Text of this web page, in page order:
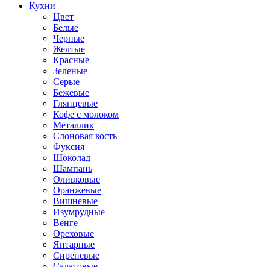
Кухни
Цвет
Белые
Черные
Желтые
Красные
Зеленые
Серые
Бежевые
Глянцевые
Кофе с молоком
Металлик
Слоновая кость
Фуксия
Шоколад
Шампань
Оливковые
Оранжевые
Вишневые
Изумрудные
Венге
Ореховые
Янтарные
Сиреневые